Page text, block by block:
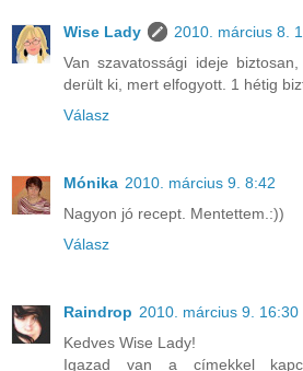
Wise Lady
2010. március 8.
Van szavatossági ideje
derült ki, mert elfogyott. 1 hétig
Válasz
Mónika 2010. március 9. 8:42
Nagyon jó recept. Mentettem.:))
Válasz
Raindrop 2010. március 9. 16:30
Kedves Wise Lady!
Igazad van a címekkel